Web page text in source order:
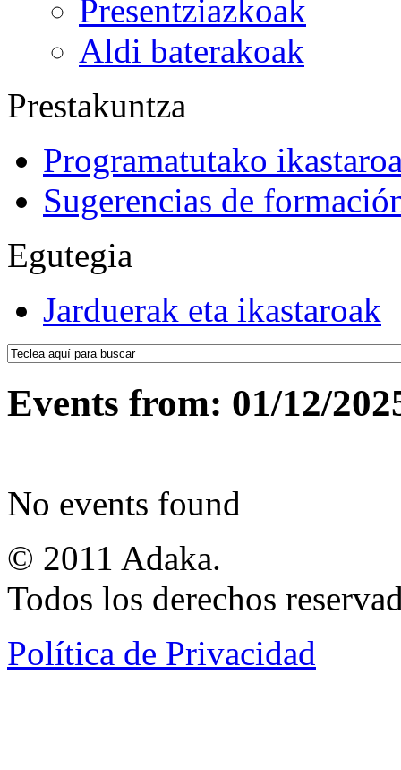
Presentziazkoak
Aldi baterakoak
Prestakuntza
Programatutako
Sugerencias de
Egutegia
Jarduerak eta ikastaroak
Events from: 01/12/
No events found
© 2011 Adaka.
Todos los derechos
Política de Privacidad